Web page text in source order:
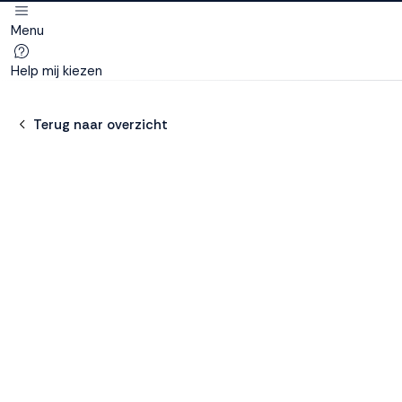
Menu
Help mij kiezengebruikt
Terug naar overzicht